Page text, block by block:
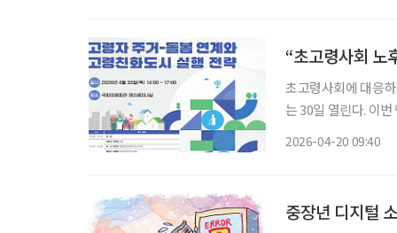
“초고령사회 노
초고령사회에 대응
는 30일 열린다. 이
2026-04-20 09:40
중장년 디지털